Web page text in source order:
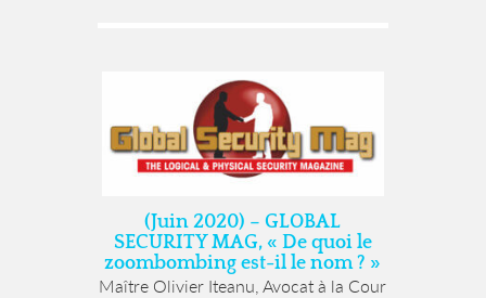
(Juin 2020) – GLOBAL
SECURITY MAG, « De quoi le
zoombombing est-il le nom ? »
Maître Olivier Iteanu, Avocat à la Cour